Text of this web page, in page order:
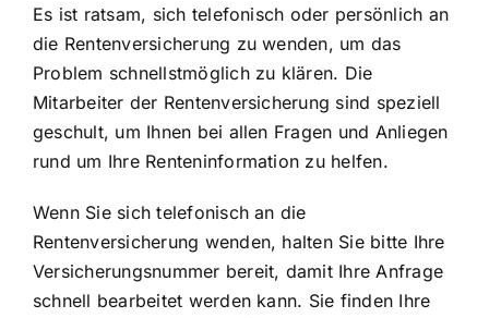
Es ist ratsam, sich telefonisch oder persönlich an
die Rentenversicherung zu wenden, um das
Problem schnellstmöglich zu klären. Die
Mitarbeiter der Rentenversicherung sind speziell
geschult, um Ihnen bei allen Fragen und Anliegen
rund um Ihre Renteninformation zu helfen.
Wenn Sie sich telefonisch an die
Rentenversicherung wenden, halten Sie bitte Ihre
Versicherungsnummer bereit, damit Ihre Anfrage
schnell bearbeitet werden kann. Sie finden Ihre